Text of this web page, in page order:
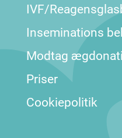
IVF/
Inseminations
Modtag
Priser
Cookiepolitik